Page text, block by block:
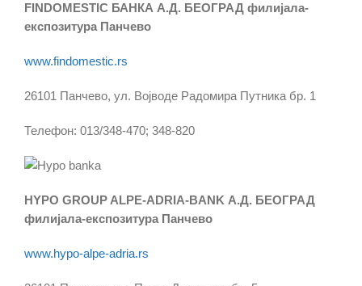
FINDOMESTIC БАНКА А.Д. БЕОГРАД филијала-
експозитура Панчево
www.findomestic.rs
26101 Панчево, ул. Војводе Радомира Путника бр. 1
Телефон: 013/348-470; 348-820
HYPO GROUP ALPE-ADRIA-BANK А.Д. БЕОГРАД
филијала-експозитура Панчево
www.hypo-alpe-adria.rs